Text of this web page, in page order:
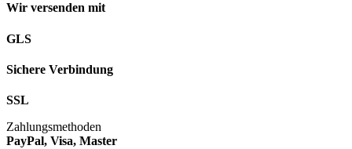
Wir versenden mit
GLS
Sichere Verbindung
SSL
Zahlungsmethoden
PayPal, Visa, Master